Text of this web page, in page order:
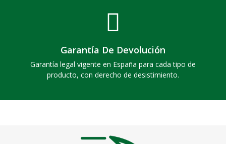
Garantía De Devolución
Garantía legal vigente en España para cada tipo de
producto, con derecho de desistimiento.